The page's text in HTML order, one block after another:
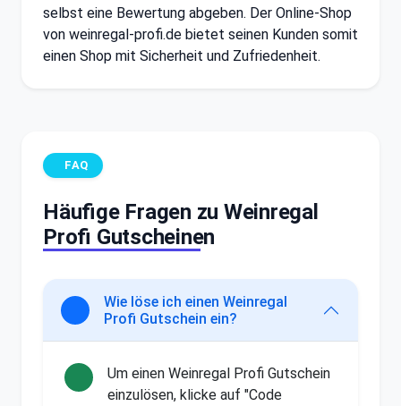
selbst eine Bewertung abgeben. Der Online-Shop
von weinregal-profi.de bietet seinen Kunden somit
einen Shop mit Sicherheit und Zufriedenheit.
FAQ
Häufige Fragen zu Weinregal
Profi Gutscheinen
Wie löse ich einen Weinregal
Profi Gutschein ein?
Um einen Weinregal Profi Gutschein
einzulösen, klicke auf "Code